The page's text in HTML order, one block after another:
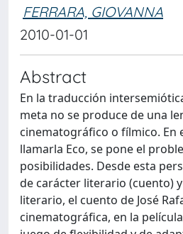
FERRARA, GIOVANNA
2010-01-01
Abstract
En la traducción
meta no se produce de una
cinematográfico o fílmico.
llamarla Eco, se pone el
posibilidades. Desde esta
de carácter literario (cuento)
literario, el cuento de José
cinematográfica, en la